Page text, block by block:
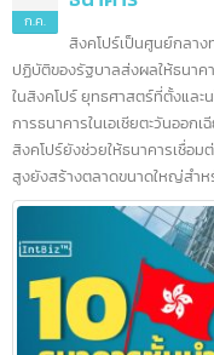
16
ก.ค.
5 ธนาคารชั้นน
ธนาคาร
สิงคโปร์เป็นศูนย์กลา
ปฏิบัติของรัฐบาลส่งผลให้ธน
ในสิงคโปร์ ยุทธศาสตร์ที่ตั้งแ
การธนาคารในเอเชียตะวันอ
สิงคโปร์ยังช่วยให้ธนาคารเ
สูงยังสร้างตลาดขนาดใหญ่ส